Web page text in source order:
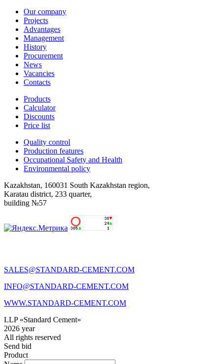
Our company
Projects
Advantages
Management
History
Procurement
News
Vacancies
Contacts
Products
Calculator
Discounts
Price list
Quality control
Production features
Occupational Safety and Health
Environmental policy
Kazakhstan, 160031 South Kazakhstan region,
Karatau district, 233 quarter,
building №57
SALES@STANDARD-CEMENT.COM
INFO@STANDARD-CEMENT.COM
WWW.STANDARD-CEMENT.COM
LLP «Standard Cement»
2026 year
All rights reserved
Send bid
Product